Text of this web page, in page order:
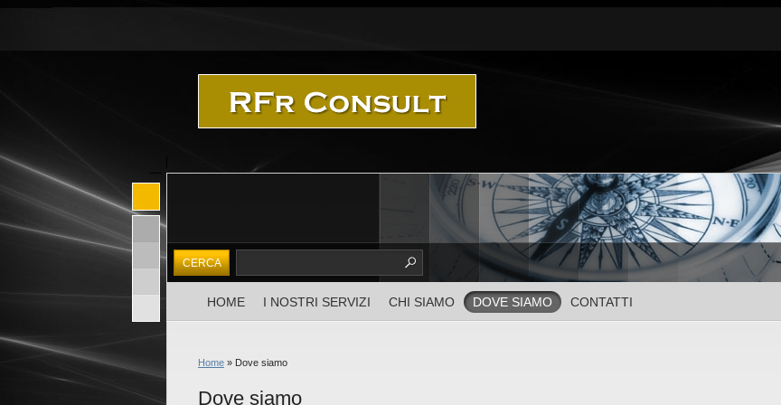
HOME I NOSTRI SERVIZI CHI SIAMO DOVE SIAMO CONTATTI
Home » Dove siamo
Dove siamo